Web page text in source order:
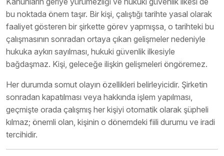
bu noktada önem taşır. Bir kişi, çalıştığı tarihte yasal olarak
faaliyet gösteren bir şirkette görev yapmışsa, o tarihteki bu
çalışmasının sonradan ortaya çıkan gelişmeler nedeniyle
hukuka aykırı sayılması, hukuki güvenlik ilkesiyle
bağdaşmaz. Kişi, geleceğe ilişkin gelişmeleri öngöremez.
Her durumda somut olayın özellikleri belirleyicidir. Şirketin
sonradan kapatılması veya hakkında işlem yapılması,
geçmişte orada çalışmış her kişiyi otomatik olarak şüpheli
kılmaz; önemli olan, kişinin o dönemdeki fiili durumu ve iradi
tercihidir.